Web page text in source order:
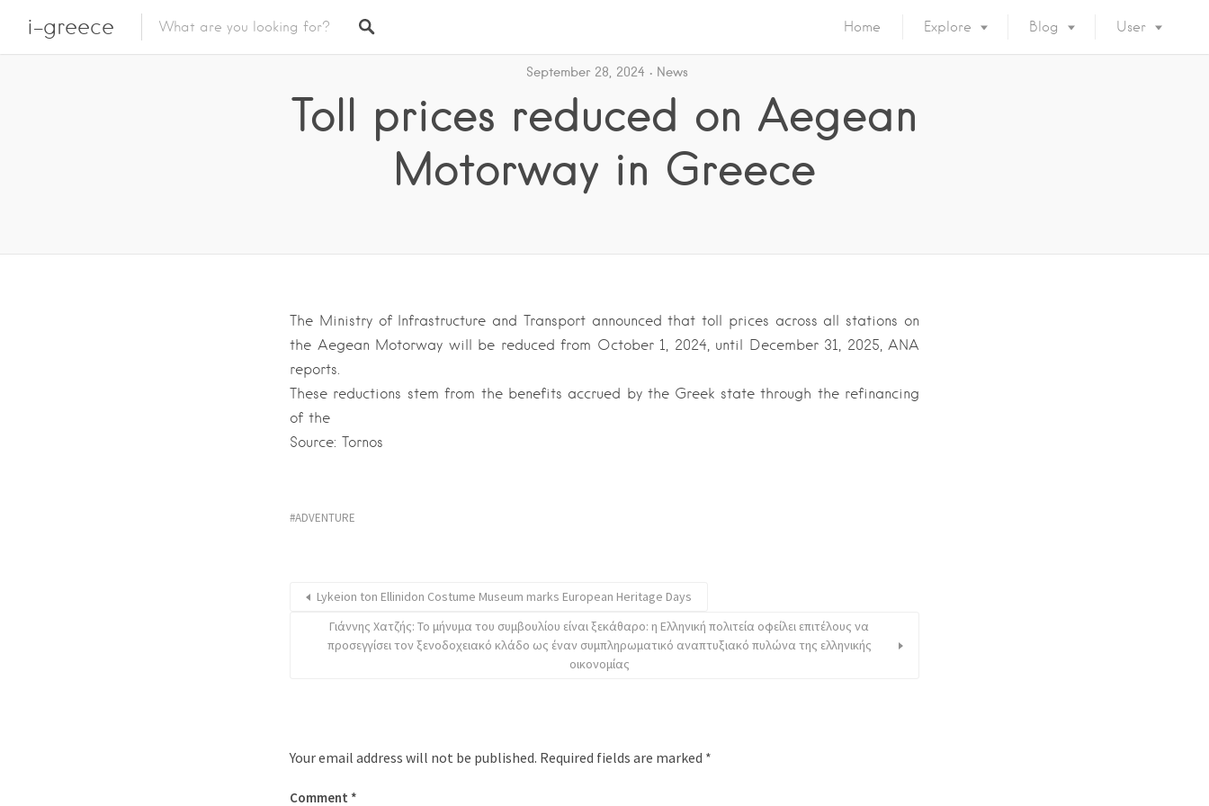
i-greece Home Explore Blog User
September 28, 2024 News
Toll prices reduced on Aegean
Motorway in Greece
The Ministry of Infrastructure and Transport announced that toll prices across all stations on
the Aegean Motorway will be reduced from October 1, 2024, until December 31, 2025, ANA
reports.
These reductions stem from the benefits accrued by the Greek state through the refinancing
of the
Source: Tornos
ADVENTURE
Lykeion ton Ellinidon Costume Museum marks European Heritage Days
Γιάννης Χατζής: Το μήνυμα του συμβουλίου είναι ξεκάθαρο: η Ελληνική πολιτεία οφείλει επιτέλους να
προσεγγίσει τον ξενοδοχειακό κλάδο ως έναν συμπληρωματικό αναπτυξιακό πυλώνα της ελληνικής
οικονομίας
Your email address will not be published. Required fields are marked *
Comment *